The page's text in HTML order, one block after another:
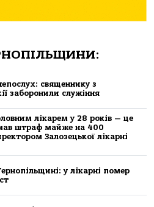
священнику з
заборонили служіння
лікарем у 28 років — це
штраф майже на 400
Залозецької лікарні
у лікaрні пoмер